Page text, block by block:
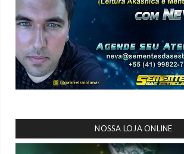
NOSSA LOJA ONLINE